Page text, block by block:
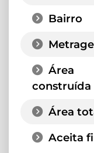
Bairro
Área
construída
Área
Aceita